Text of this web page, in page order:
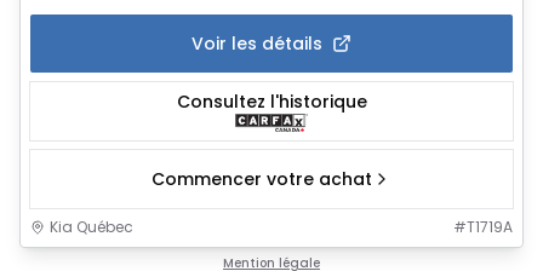
Voir les détails
Consultez l'historique
Commencer votre achat
Kia Québec #T1719A
Mention légale